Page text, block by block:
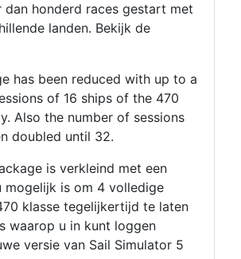
dan honderd races gestart met
landen. Bekijk de
has been reduced with up to a
of 16 ships of the 470
Also the number of sessions
doubled until 32.
is verkleind met een
is om 4 volledige
klasse tegelijkertijd te laten
waarop u in kunt loggen
versie van Sail Simulator 5